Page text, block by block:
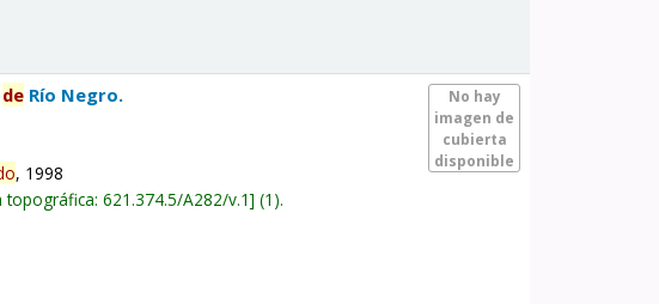
No hay
imagen de
cubierta
disponible
de Río Negro.
, 1998
topográfica:621.374.5/A282/v.1 (1).